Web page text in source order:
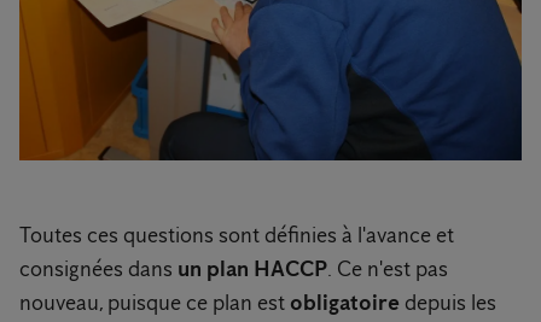
Toutes ces questions sont définies à l'avance et
consignées dans un plan HACCP. Ce n'est pas
nouveau, puisque ce plan est obligatoire depuis les